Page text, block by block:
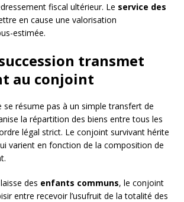
fiscal ultérieur. Le service des
en cause une valorisation
estimée.
transmet
au conjoint
se résume pas à un simple transfert de
la répartition des biens entre tous les
légal strict. Le conjoint survivant hérite
varient en fonction de la composition de
des enfants communs, le conjoint
entre recevoir l’usufruit de la totalité des